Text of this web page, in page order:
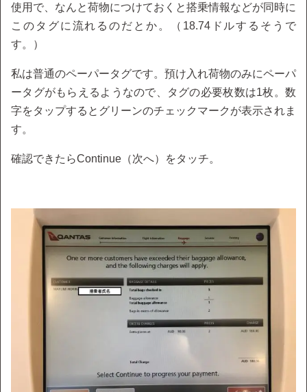
使用で、なんと荷物につけておくと搭乗情報などが同時に
このタグに流れるのだとか。（18.74ドルするそうで
す。）
私は普通のペーパータグです。預け入れ荷物のみにペーパ
ータグがもらえるようなので、タグの必要枚数は1枚。数
字をタップするとグリーンのチェックマークが表示されま
す。
確認できたらContinue（次へ）をタッチ。